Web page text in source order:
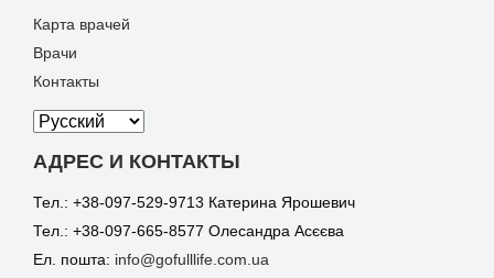
Карта врачей
Врачи
Контакты
АДРЕС И КОНТАКТЫ
Тел.: +38-097-529-9713 Катерина Ярошевич
Тел.: +38-097-665-8577 Олесандра Асєєва
Ел. пошта: info@gofulllife.com.ua